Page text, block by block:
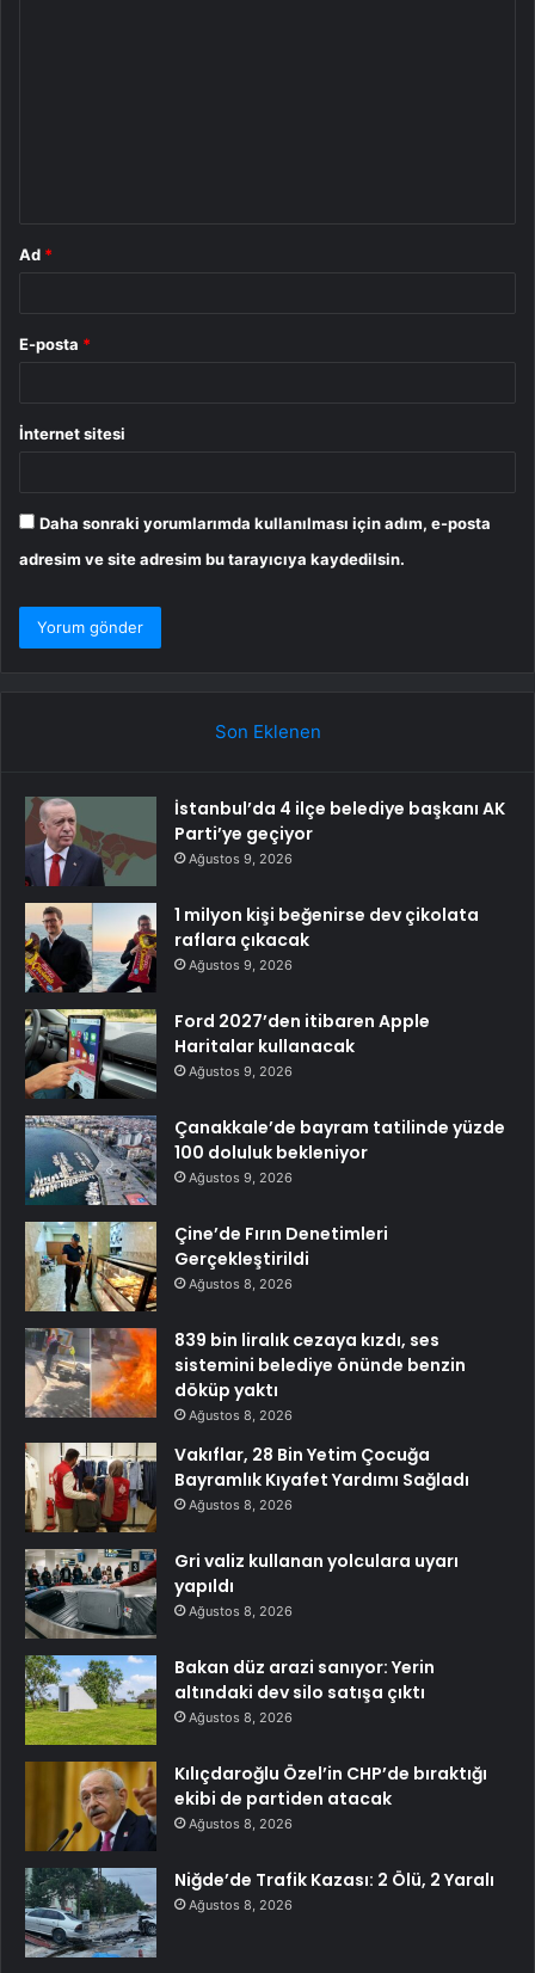
Ad *
E-posta *
İnternet sitesi
Daha sonraki yorumlarımda kullanılması için adım, e-posta
adresim ve site adresim bu tarayıcıya kaydedilsin.
Son Eklenen
İstanbul’da 4 ilçe belediye başkanı AK
Parti’ye geçiyor
Ağustos 9, 2026
1 milyon kişi beğenirse dev çikolata
raflara çıkacak
Ağustos 9, 2026
Ford 2027’den itibaren Apple
Haritalar kullanacak
Ağustos 9, 2026
Çanakkale’de bayram tatilinde yüzde
100 doluluk bekleniyor
Ağustos 9, 2026
Çine’de Fırın Denetimleri
Gerçekleştirildi
Ağustos 8, 2026
839 bin liralık cezaya kızdı, ses
sistemini belediye önünde benzin
döküp yaktı
Ağustos 8, 2026
Vakıflar, 28 Bin Yetim Çocuğa
Bayramlık Kıyafet Yardımı Sağladı
Ağustos 8, 2026
Gri valiz kullanan yolculara uyarı
yapıldı
Ağustos 8, 2026
Bakan düz arazi sanıyor: Yerin
altındaki dev silo satışa çıktı
Ağustos 8, 2026
Kılıçdaroğlu Özel’in CHP’de bıraktığı
ekibi de partiden atacak
Ağustos 8, 2026
Niğde’de Trafik Kazası: 2 Ölü, 2 Yaralı
Ağustos 8, 2026